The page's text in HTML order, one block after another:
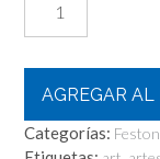
rosas
cantidad
AGREGAR AL
Categorías: